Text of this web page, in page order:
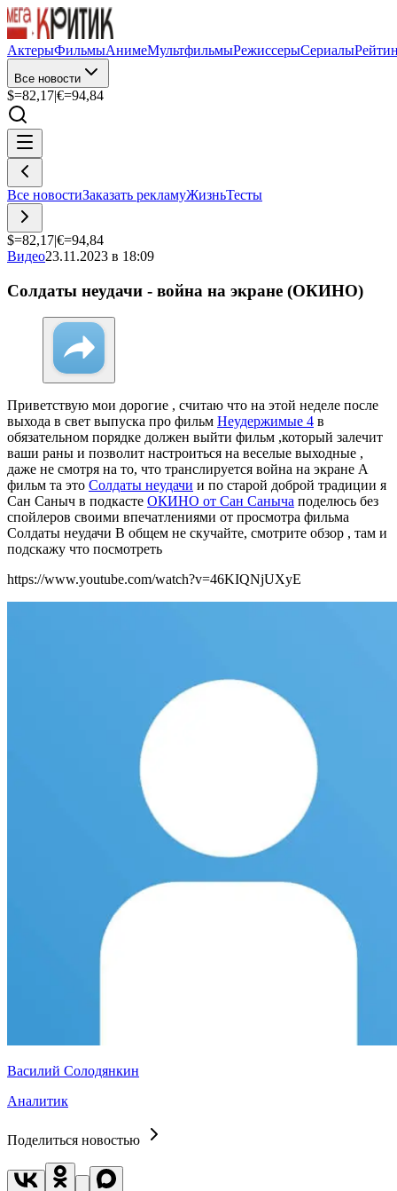
АктерыФильмыАнимеМультфильмыРежиссерыСериалы
Все новости
$=82,17|€=94,84
Все новостиЗаказать рекламуЖизньТесты
$=82,17|€=94,84
Видео23.11.2023 в 18:09
Солдаты неудачи - война на экране (ОКИНО)
Приветствую мои дорогие , считаю что на этой неделе после
выхода в свет выпуска про фильм Неудержимые 4 в
обязательном порядке должен выйти фильм ,который залечит
ваши раны и позволит настроиться на веселые выходные ,
даже не смотря на то, что транслируется война на экране А
фильм та это Солдаты неудачи и по старой доброй традиции я
Сан Саныч в подкасте ОКИНО от Сан Саныча поделюсь без
спойлеров своими впечатлениями от просмотра фильма
Солдаты неудачи В общем не скучайте, смотрите обзор , там и
подскажу что посмотреть
https://www.youtube.com/watch?v=46KIQNjUXyE
Василий Солодянкин
Аналитик
Поделиться новостью